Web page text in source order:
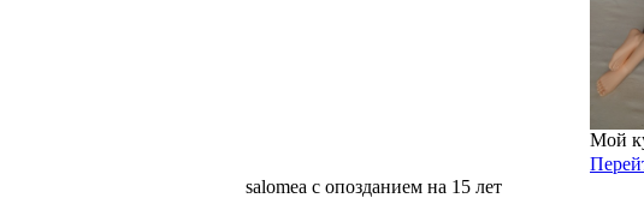
Мой
salomea с опозданием на 15 лет